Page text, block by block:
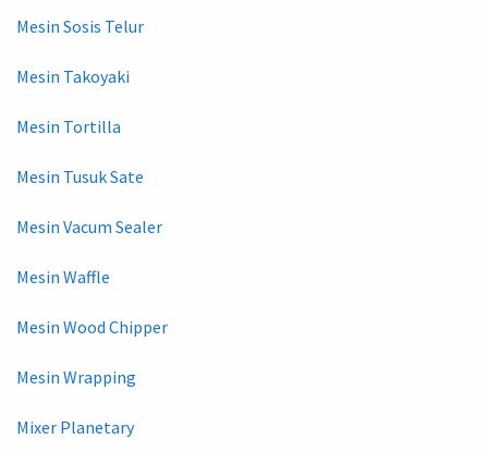
Mesin Sosis Telur
Mesin Takoyaki
Mesin Tortilla
Mesin Tusuk Sate
Mesin Vacum Sealer
Mesin Waffle
Mesin Wood Chipper
Mesin Wrapping
Mixer Planetary